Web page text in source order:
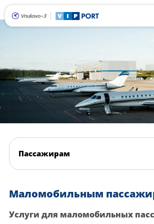
Пассажирам
Маломобильным
Услуги для маломобильных